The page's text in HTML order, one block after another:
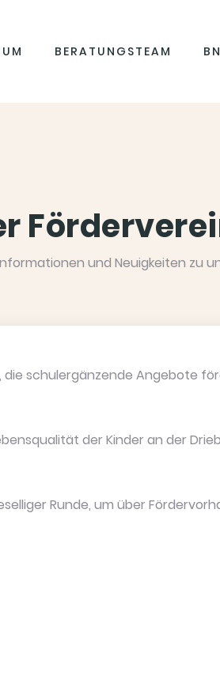
BERATUNGSTEAM
und Neuigkeiten zu
schulergänzende Angebote
der Kinder an der
Runde, um über